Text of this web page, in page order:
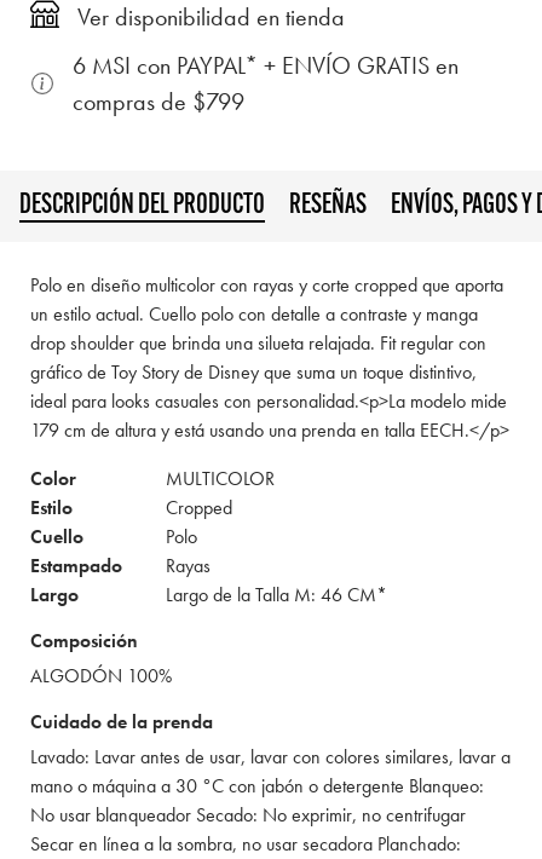
Ver disponibilidad en tienda
6 MSI con PAYPAL* + ENVÍO GRATIS en
compras de $799
DESCRIPCIÓN DEL PRODUCTO RESEÑAS ENVÍOS, PAGOS Y
Polo en diseño multicolor con rayas y corte cropped que aporta
un estilo actual. Cuello polo con detalle a contraste y manga
drop shoulder que brinda una silueta relajada. Fit regular con
gráfico de Toy Story de Disney que suma un toque distintivo,
ideal para looks casuales con personalidad.<p>La modelo mide
179 cm de altura y está usando una prenda en talla EECH.</p>
Color
MULTICOLOR
Estilo
Cropped
Cuello
Polo
Estampado
Rayas
Largo
Largo de la Talla M: 46 CM*
Composición
ALGODÓN 100%
Cuidado de la prenda
Lavado: Lavar antes de usar, lavar con colores similares, lavar a
mano o máquina a 30 °C con jabón o detergente Blanqueo:
No usar blanqueador Secado: No exprimir, no centrifugar
Secar en línea a la sombra, no usar secadora Planchado: